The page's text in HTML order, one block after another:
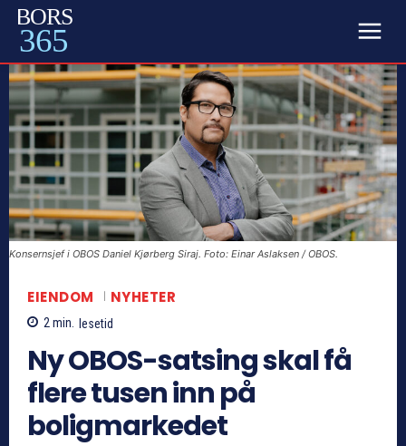
BORS
365
Konsernsjef i OBOS Daniel Kjørberg Siraj. Foto: Einar Aslaksen / OBOS.
EIENDOM NYHETER
2min. lesetid
Ny OBOS-satsing skal få
flere tusen inn på
boligmarkedet